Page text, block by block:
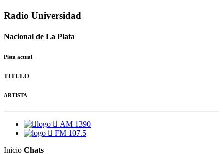
Radio Universidad
Nacional de La Plata
Pista actual
TITULO
ARTISTA
AM 1390
FM 107.5
Inicio Chats